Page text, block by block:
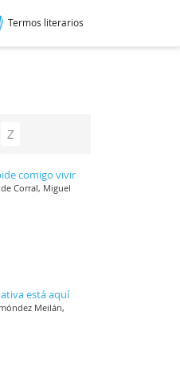
Termos literarios
Z
comigo vivir
Corral, Miguel
está aquí
Meilán,